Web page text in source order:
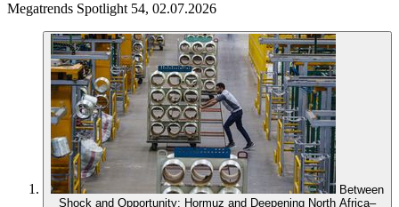
Megatrends Spotlight 54, 02.07.2026
Between
Shock and Opportunity: Hormuz and Deepening North Africa–